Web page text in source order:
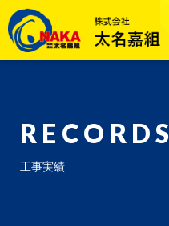
RECORDS
工事実績